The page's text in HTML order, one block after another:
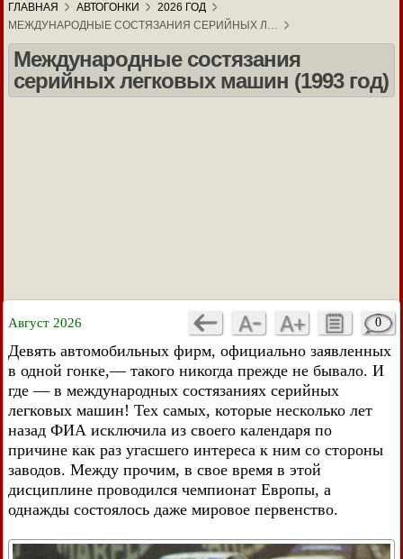
ГЛАВНАЯ АВТОГОНКИ
2026 ГОД
МЕЖДУНАРОДНЫЕ СОСТЯЗАНИЯ СЕРИЙНЫХ Л…
Международные состязания
серийных легковых машин (1993 год)
Август 2026 0
Девять автомобильных фирм, официально заявленных
в одной гонке,— такого никогда прежде не бывало. И
где — в международных состязаниях серийных
легковых машин! Тех самых, которые несколько лет
назад ФИА исключила из своего календаря по
причине как раз угасшего интереса к ним со стороны
заводов. Между прочим, в свое время в этой
дисциплине проводился чемпионат Европы, а
однажды состоялось даже мировое первенство.